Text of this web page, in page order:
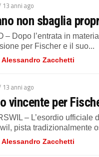
13 anni ago
non sbaglia
– Dopo l’entrata in
per Fischer e il suo...
Alessandro Zacchetti
13 anni ago
vincente per
– L’esordio
pista tradizionalmente
Alessandro Zacchetti